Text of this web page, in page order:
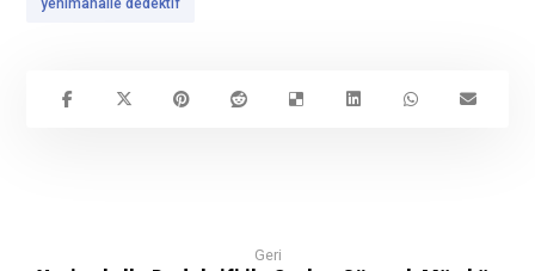
yenimahalle dedektif
Geri